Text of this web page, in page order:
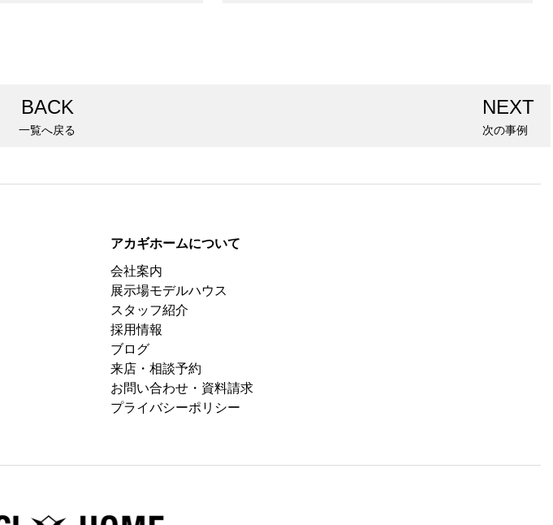
BACK
一覧へ戻る
NEXT
次の事例
アカギホームについて
会社案内
展示場モデルハウス
スタッフ紹介
採用情報
ブログ
来店・相談予約
お問い合わせ・資料請求
プライバシーポリシー